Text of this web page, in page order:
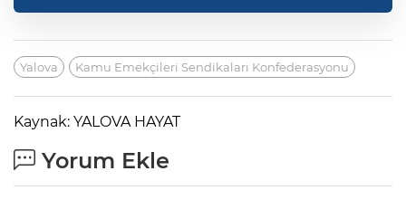
Yalova Kamu Emekçileri Sendikaları Konfederasyonu
Kaynak: YALOVA HAYAT
Yorum Ekle